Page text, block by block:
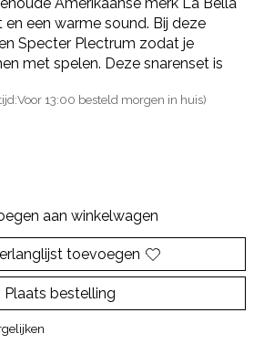
een warme sound. Bij deze
Specter Plectrum zodat je
met spelen. Deze snarenset is
13:00 besteld morgen in huis)
aan winkelwagen
toevoegen
Plaats bestelling